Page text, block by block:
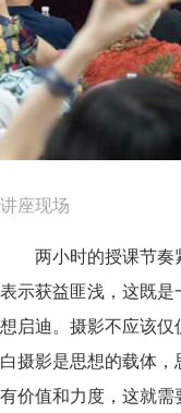
讲座现场
两小时的授课节奏
表示获益匪浅，这既
想启迪。摄影不应该仅
白摄影是思想的载体
有价值和力度，这就